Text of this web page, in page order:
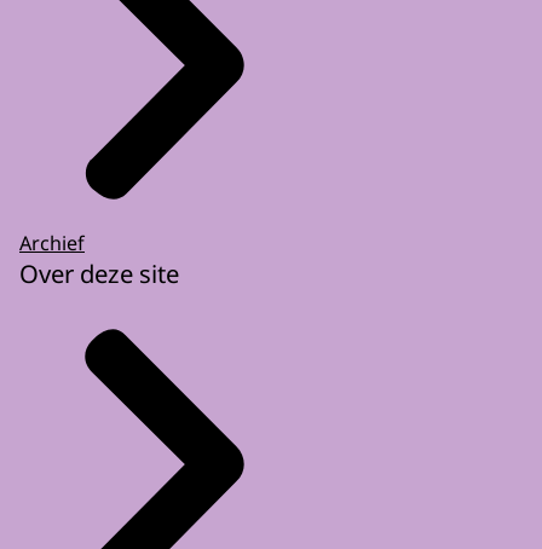
Archief
Over deze site